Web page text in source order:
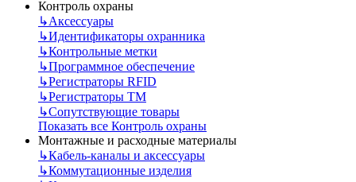
Контроль охраны
↳Аксессуары
↳Идентификаторы охранника
↳Контрольные метки
↳Программное обеспечение
↳Регистраторы RFID
↳Регистраторы ТМ
↳Сопутствующие товары
Показать все Контроль охраны
Монтажные и расходные материалы
↳Кабель-каналы и аксессуары
↳Коммутационные изделия